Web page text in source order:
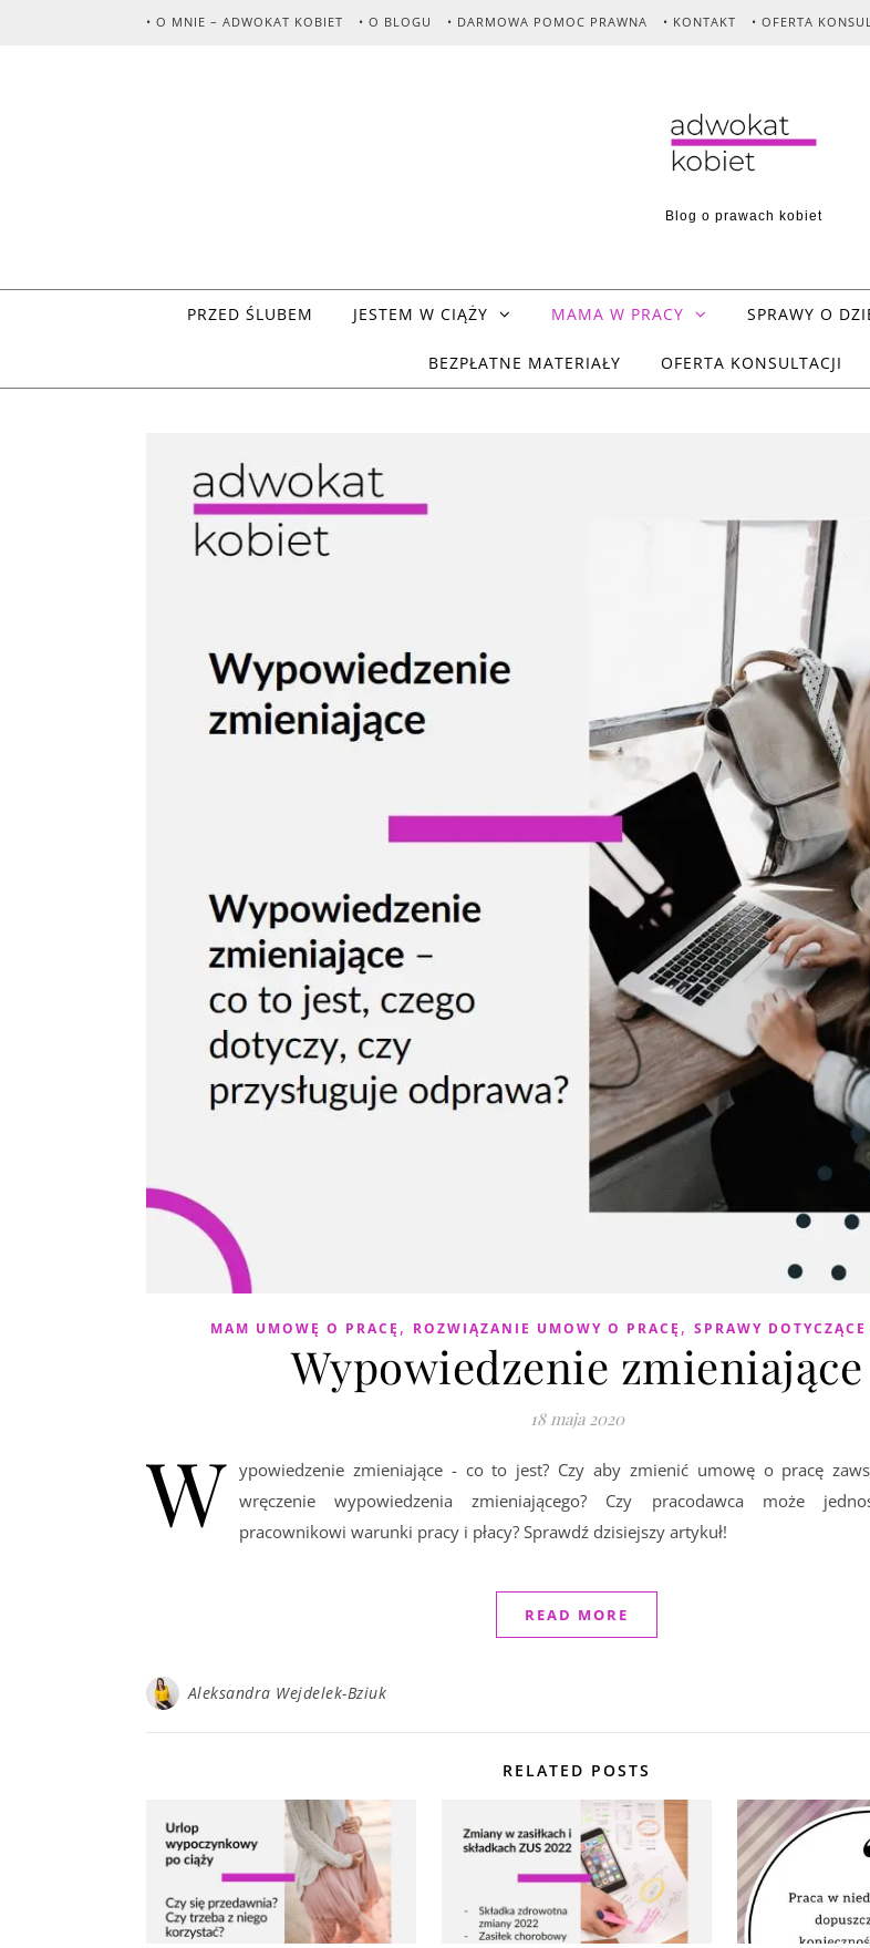
• O MNIE – ADWOKAT KOBIET • O BLOGU • DARMOWA POMOC PRAWNA • KONTAKT • OFERTA
Blog o prawach kobiet
PRZED ŚLUBEM JESTEM W CIĄŻY MAMA W PRACY SPRAWY O
BEZPŁATNE MATERIAŁY OFERTA KONSULTACJI
MAM UMOWĘ O PRACĘ , ROZWIĄZANIE UMOWY O PRACĘ , SPRAWY
Wypowiedzenie zmieniające
18 maja 2020
W ypowiedzenie zmieniające - co to jest? Czy aby zmienić umowę o pracę
wręczenie wypowiedzenia zmieniającego? Czy pracodawca może
pracownikowi warunki pracy i płacy? Sprawdź dzisiejszy artykuł!
READ MORE
Aleksandra Wejdelek-Bziuk
RELATED POSTS